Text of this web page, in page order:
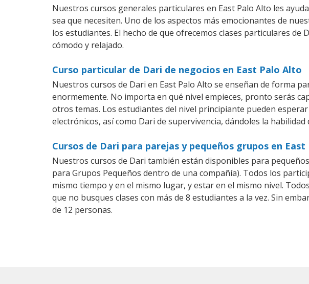
Nuestros cursos generales particulares en East Palo Alto les
sea que necesiten. Uno de los aspectos más emocionantes de
los estudiantes. El hecho de que ofrecemos clases particulares
cómodo y relajado.
Curso particular de Dari de negocios en East Palo Alto
Nuestros cursos de Dari en East Palo Alto se enseñan de forma
enormemente. No importa en qué nivel empieces, pronto serás
otros temas. Los estudiantes del nivel principiante pueden
electrónicos, así como Dari de supervivencia, dándoles la
Cursos de Dari para parejas y pequeños grupos en
Nuestros cursos de Dari también están disponibles para
para Grupos Pequeños dentro de una compañía). Todos los
mismo tiempo y en el mismo lugar, y estar en el mismo nivel.
que no busques clases con más de 8 estudiantes a la vez. Sin
de 12 personas.